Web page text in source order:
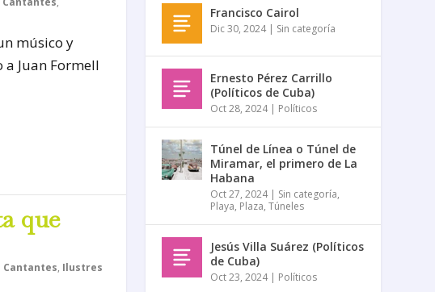
músico y
Juan Formell
que
Cantantes, Ilustres
Francisco Cairol
Dic 30, 2024| Sin categoría
Ernesto Pérez Carrillo
(Políticos de Cuba)
Oct 28, 2024| Políticos
Túnel de Línea o Túnel de
Miramar, el primero de La
Habana
Oct 27, 2024| Sin categoría,
Playa, Plaza,Túneles
Jesús Villa Suárez (Políticos
de Cuba)
Oct 23, 2024| Políticos